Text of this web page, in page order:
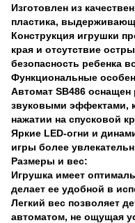
Изготовлен из
пластика,
Конструкция игрушки
края и отсутствие
безопасность ребенка
Функциональные
Автомат SB486
звуковыми эффектами,
нажатии на спусковой
Яркие LED-огни и
игры более
Размеры и вес:
Игрушка имеет
делает ее удобной в
Легкий вес позволяет
автоматом, не ощущая